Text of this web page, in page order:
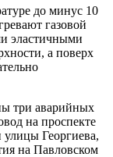
до минус 10
газовой
эластичными
а поверх
три аварийных
на проспекте
улицы Георгиева,
на Павловском